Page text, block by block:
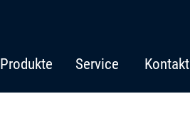
Produkte Service Kontakt